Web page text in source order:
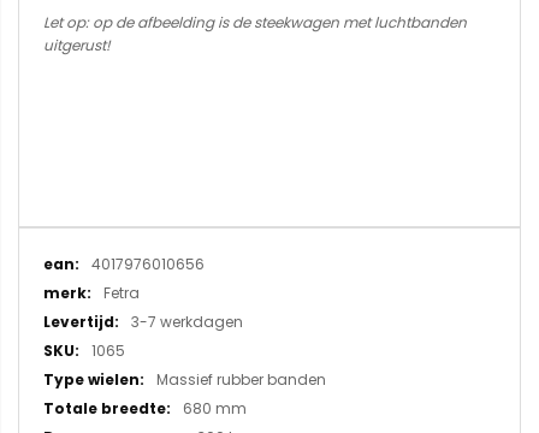
Let op: op de afbeelding is de steekwagen met luchtbanden
uitgerust!
Meer
informatie
4017976010656
Fetra
3-7 werkdagen
1065
Massief rubber banden
680 mm